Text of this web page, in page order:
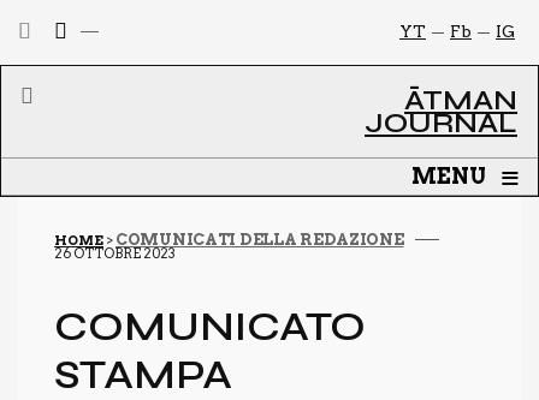
IG
Fb
YT
ĀTMAN
JOURNAL
MENU ≡
HOME > COMUNICATI DELLA REDAZIONE
26 OTTOBRE 2023
COMU­NI­CA­TO
STAM­PA